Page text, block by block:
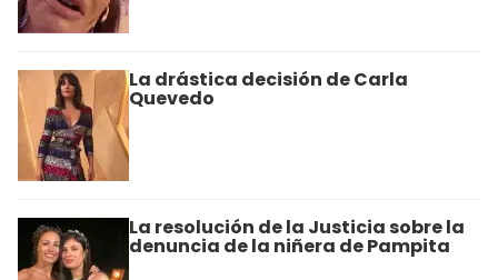
La drástica decisión de Carla
Quevedo
La resolución de la Justicia sobre la
denuncia de la niñera de Pampita